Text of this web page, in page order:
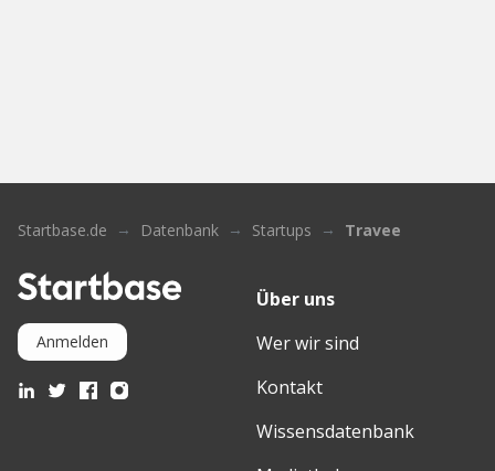
Startbase.de Datenbank Startups Travee
Anmelden
Über uns
Wer wir sind
Kontakt
Wissensdatenbank